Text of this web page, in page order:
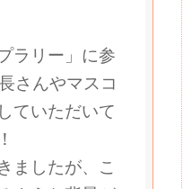
ラリー」に参
さんやマスコ
ていただいて
ましたが、こ